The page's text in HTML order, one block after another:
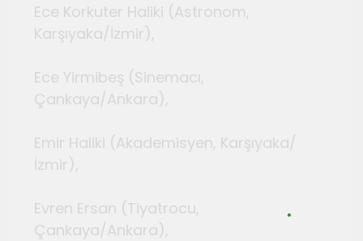
Ece Korkuter Haliki (Astronom,
Karşıyaka/İzmir),
Ece Yirmibeş (Sinemacı,
Çankaya/Ankara),
Emir Haliki (Akademisyen, Karşıyaka/
İzmir),
Evren Ersan (Tiyatrocu,
Çankaya/Ankara),